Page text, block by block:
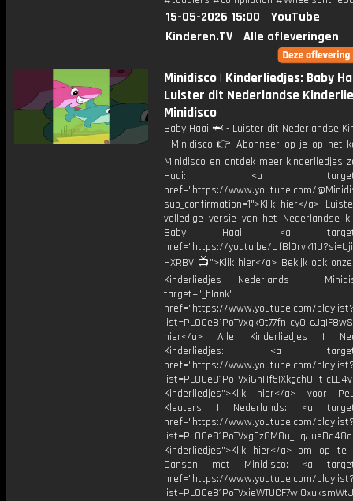
15-05-2026 15:00
YouTube
Kinderen.TV
Alle afleveringen
Minidisco | Kinderliedjes: Baby
Luister dit Nederlandse
Minidisco
Baby Haai 🦈 - Luister dit Nederlandse
| Minidisco 👉 Abonneer op je op het
Minidisco en ontdek meer kinderliedjes
Haai: <a
href="https://www.youtube.com/
sub_confirmation=1">Klik hier</a>
volledige versie van het Nederlandse
Baby Haai: <a
href="https://youtu.be/
HXRBV 📺">Klik hier</a> Bekijk ook
Kinderliedjes Nederlands |
target="_blank"
href="https://www.youtube.com/
hier</a> Alle Kinderliedjes |
Kinderliedjes: <a
href="https://www.youtube.com/
list=PL0Ce81PoTVxi6nHf5IXkgchUHt-
Kinderliedjes">Klik hier</a> voor
Kleuters | Nederlands: <a
href="https://www.youtube.com/
Kinderliedjes">Klik hier</a> om op te
Dansen met Minidisco: <a
href="https://www.youtube.com/